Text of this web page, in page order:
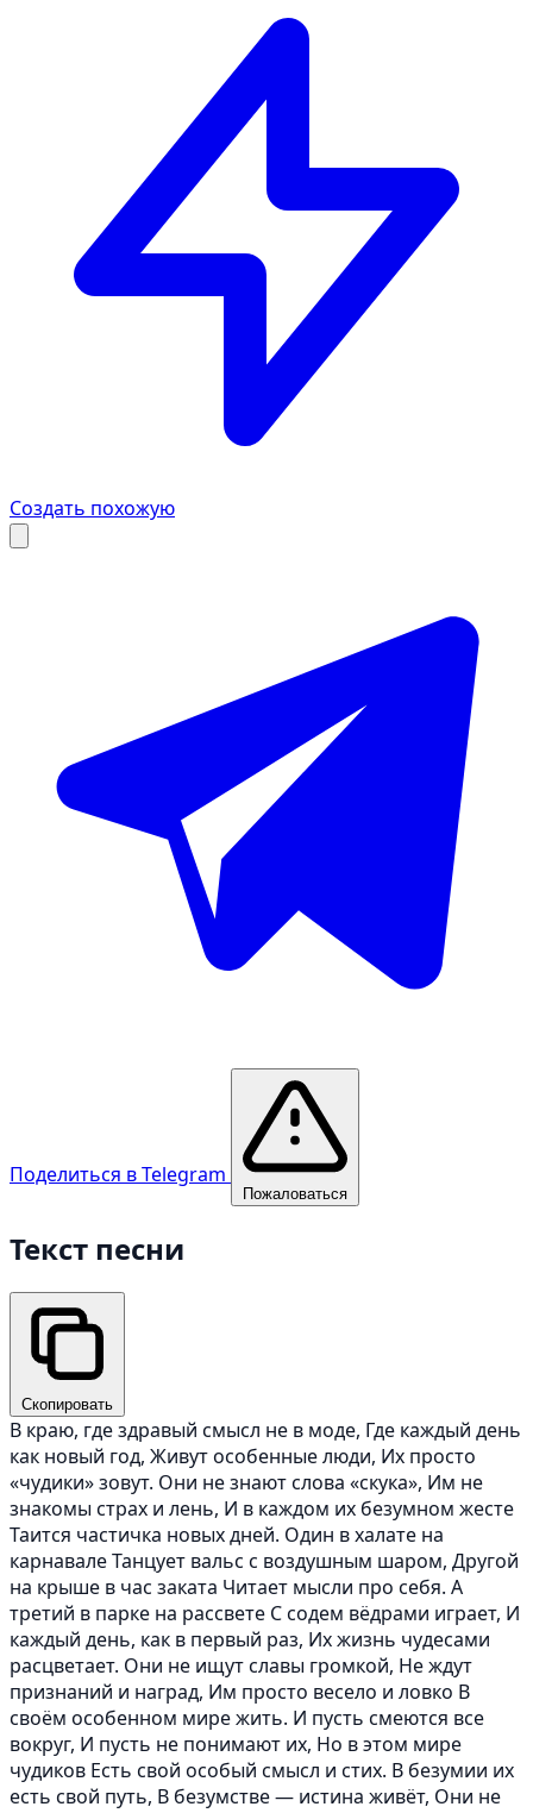
Создать похожую
Поделиться в Telegram
Пожаловаться
Текст песни
Скопировать
В краю, где здравый смысл не в моде, Где каждый день
как новый год, Живут особенные люди, Их просто
«чудики» зовут. Они не знают слова «скука», Им не
знакомы страх и лень, И в каждом их безумном жесте
Таится частичка новых дней. Один в халате на
карнавале Танцует вальс с воздушным шаром, Другой
на крыше в час заката Читает мысли про себя. А
третий в парке на рассвете С содем вёдрами играет, И
каждый день, как в первый раз, Их жизнь чудесами
расцветает. Они не ищут славы громкой, Не ждут
признаний и наград, Им просто весело и ловко В
своём особенном мире жить. И пусть смеются все
вокруг, И пусть не понимают их, Но в этом мире
чудиков Есть свой особый смысл и стих. В безумии их
есть свой путь, В безумстве — истина живёт, Они не